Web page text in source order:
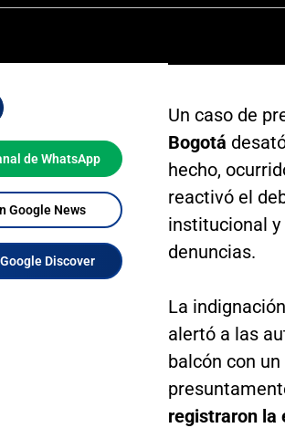
de WhatsApp
Google News
Discover
Un caso de
Bogotá
hecho,
reactivó el
institucional
denuncias.
La
alertó a las
balcón con
registraron la